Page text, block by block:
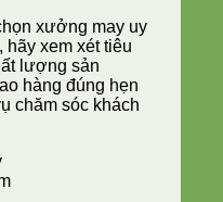
xưởng may uy
hãy xem xét tiêu
lượng sản
hàng đúng hẹn
chăm sóc khách